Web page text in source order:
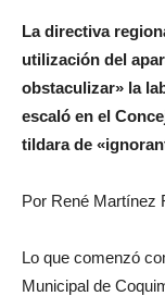
La directiva
utilización del
obstaculizar» la
escaló en el
tildara de
Por René Martínez
Lo que comenzó
Municipal de